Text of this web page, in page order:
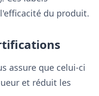
du produit.
assure que celui-ci
et réduit les